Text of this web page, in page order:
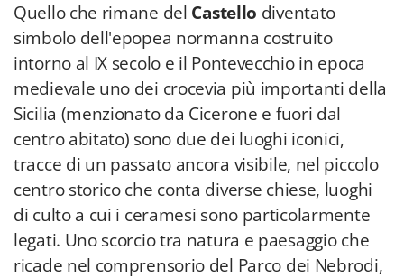
Quello che rimane del Castello diventato
simbolo dell'epopea normanna costruito
intorno al IX secolo e il Pontevecchio in epoca
medievale uno dei crocevia più importanti della
Sicilia (menzionato da Cicerone e fuori dal
centro abitato) sono due dei luoghi iconici,
tracce di un passato ancora visibile, nel piccolo
centro storico che conta diverse chiese, luoghi
di culto a cui i ceramesi sono particolarmente
legati. Uno scorcio tra natura e paesaggio che
ricade nel comprensorio del Parco dei Nebrodi,